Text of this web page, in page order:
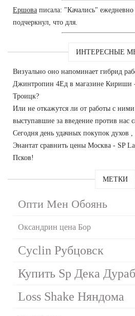
Ершова писала: "Качались" ежедневно
подчеркнул, что для.
ИНТЕРЕСНЫЕ
Визуально оно напоминает гибрид
Джинтропин 4Ед в магазине Кириши
Троицк?
Или не откажутся ли от работы с
выступавшие за введение против нас
Сегодня день удачных покупок духов
Энантат сравнить цены Москва - SP
Псков!
МЕТКИ
Опти Мен Обоянь
Оксандрин цена Бор
Cyclin Рубцовск
Купить Sp Дека
Loss Shake Няндома